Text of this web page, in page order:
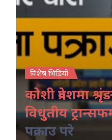
विशेष भिडियो
कोशी प्रदेशमा
विधुतीय
पक्राउ परे